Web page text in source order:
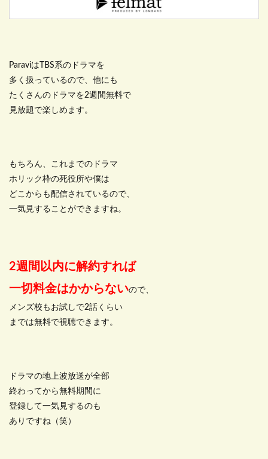
ParaviはTBS系のドラマを
多く扱っているので、他にも
たくさんのドラマを2週間無料で
見放題で楽しめます。
もちろん、これまでのドラマ
ホリック枠の死役所や僕は
どこからも配信されているので、
一気見することができますね。
2週間以内に解約すれば
一切料金はかからないので、
メンズ校もお試しで2話くらい
までは無料で視聴できます。
ドラマの地上波放送が全部
終わってから無料期間に
登録して一気見するのも
ありですね（笑）